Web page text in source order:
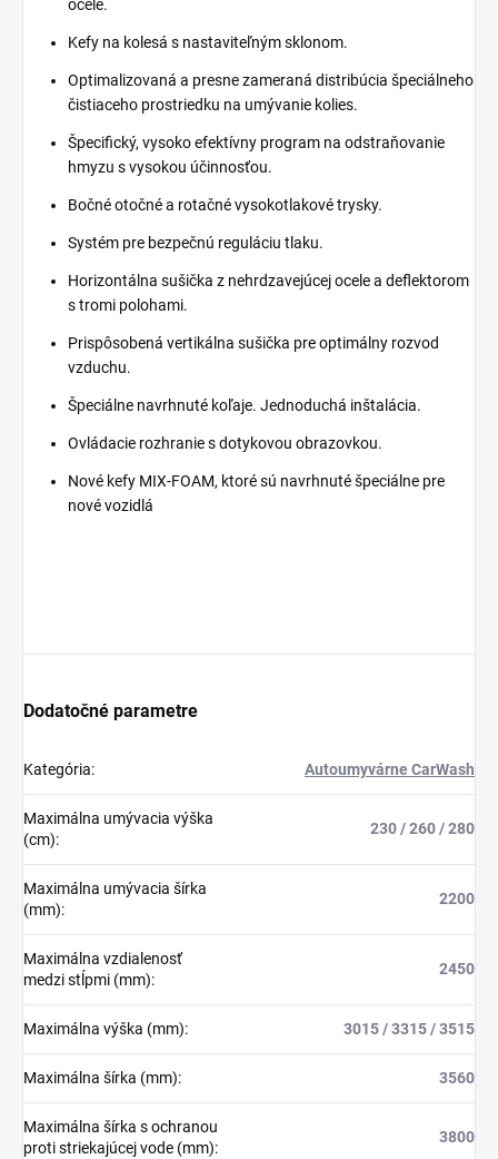
ocele.
Kefy na kolesá s nastaviteľným sklonom.
Optimalizovaná a presne zameraná distribúcia špeciálneho
čistiaceho prostriedku na umývanie kolies.
Špecifický, vysoko efektívny program na odstraňovanie
hmyzu s vysokou účinnosťou.
Bočné otočné a rotačné vysokotlakové trysky.
Systém pre bezpečnú reguláciu tlaku.
Horizontálna sušička z nehrdzavejúcej ocele a deflektorom
s tromi polohami.
Prispôsobená vertikálna sušička pre optimálny rozvod
vzduchu.
Špeciálne navrhnuté koľaje. Jednoduchá inštalácia.
Ovládacie rozhranie s dotykovou obrazovkou.
Nové kefy MIX-FOAM, ktoré sú navrhnuté špeciálne pre
nové vozidlá
Dodatočné parametre
Kategória: Autoumyvárne CarWash
Maximálna umývacia výška
(cm):
230 / 260 / 280
Maximálna umývacia šírka
(mm):
2200
Maximálna vzdialenosť
medzi stĺpmi (mm):
2450
Maximálna výška (mm): 3015 / 3315 / 3515
Maximálna šírka (mm): 3560
Maximálna šírka s ochranou
proti striekajúcej vode (mm):
3800